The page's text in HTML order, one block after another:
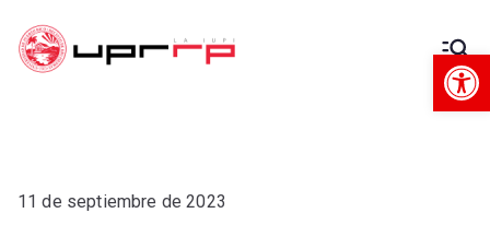
Decanato de Administración
11 de septiembre de 2023